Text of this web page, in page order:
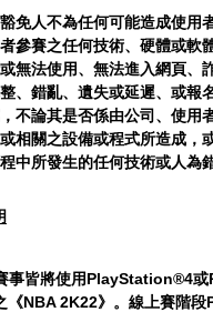
免人不為任何可能造成使用
參賽之任何技術、硬體或軟
無法使用、無法進入網頁、
、錯亂、遺失或延遲、或報
不論其是否係由公司、使用
相關之設備或程式所造成，
中所發生的任何技術或人為
事皆將使用PlayStation®4
《NBA 2K22》。線上賽階